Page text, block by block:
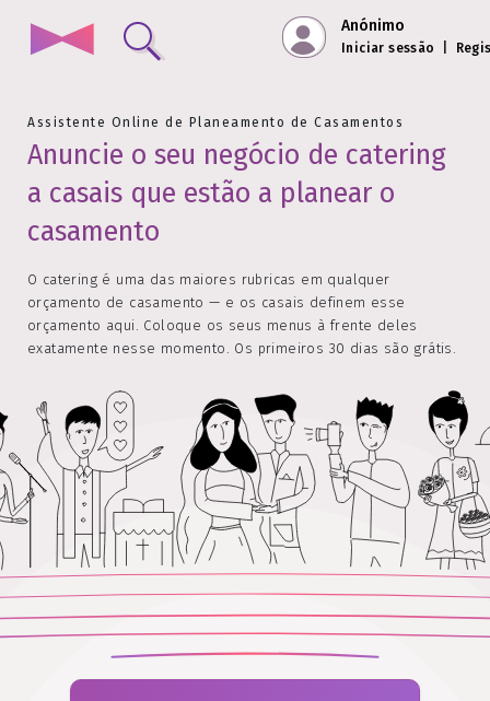
Anónimo
Iniciar sessão
Assistente Online de Planeamento de Casamentos
Anuncie o seu negócio de catering
a casais que estão a planear o
casamento
O catering é uma das maiores rubricas em qualquer
orçamento de casamento — e os casais definem esse
orçamento aqui. Coloque os seus menus à frente deles
exatamente nesse momento. Os primeiros 30 dias são grátis.